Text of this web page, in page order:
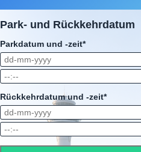
Park- und Rückkehrdatum
Parkdatum und -zeit*
Rückkehrdatum und -zeit*